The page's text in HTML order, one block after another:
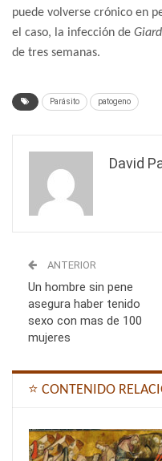
puede volverse crónico en
el caso, la infección de
de tres semanas.
Parásito patogeno
David
ANTERIOR
Un hombre sin pene
asegura haber tenido
sexo con mas de 100
mujeres
⭐ CONTENIDO